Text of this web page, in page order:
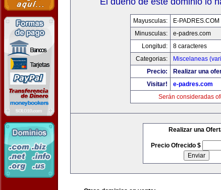
Mayusculas:
E-PADRES.COM
Minusculas:
e-padres.com
Longitud:
8 caracteres
Categorias:
Miscelaneas
Precio:
Realizar una
Visitar!
e-padres.com
Serán consideradas
Realizar una
Precio Ofrecido $